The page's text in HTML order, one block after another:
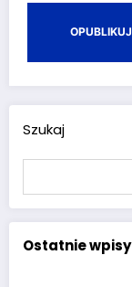
Szukaj
Ostatnie wpisy